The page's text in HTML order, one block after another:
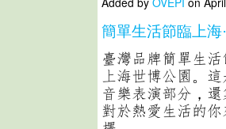
簡單生活節臨上海
臺灣品牌簡單生
上海世博公園。
音樂表演部分，
對於熱愛生活的